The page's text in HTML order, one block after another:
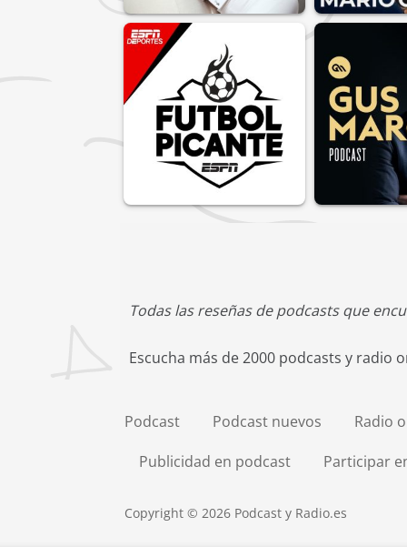
Todas las reseñas de podcasts que
Escucha más de 2000 podcasts y radio
Podcast Podcast nuevos
Radio
Publicidad en podcast
Participar
Copyright © 2026 Podcast y Radio.es